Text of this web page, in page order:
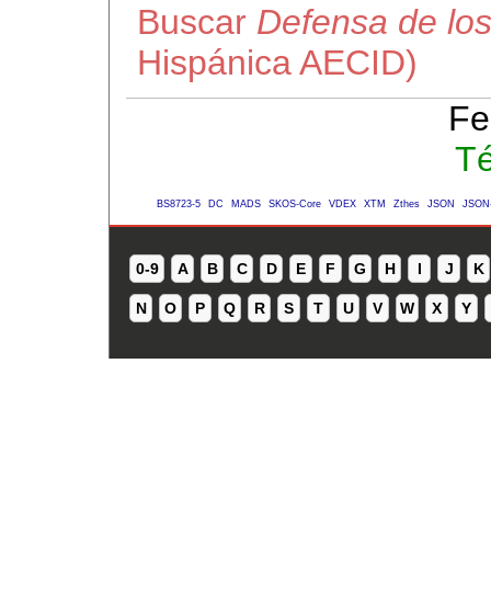
Buscar Defensa de
Hispánica AECID)
BS8723-5 DC MADS SKOS-Core VDEX XTM Zthes JSON
0-9 A B C D E F G H I J K
N O P Q R S T U V W X Y